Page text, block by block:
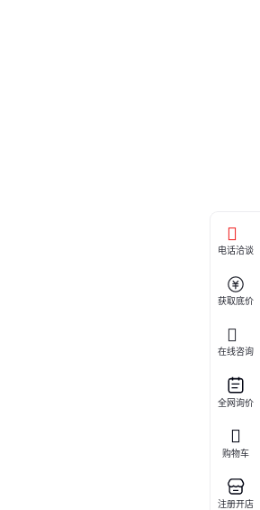
电话洽谈
获取底价
在线咨询
全网询价
购物车
注册开店